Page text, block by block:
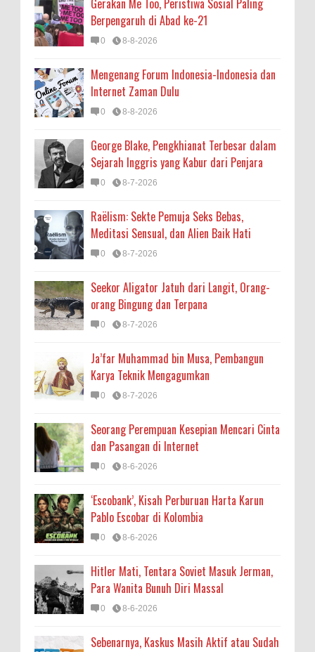
Gerakan Me Too, Peristiwa Sosial Paling
Berpengaruh di Abad ke-21
0 8-8-2026
Mengenang Forum Indonesia-Indonesia dan
Internet Zaman Dulu
0 8-8-2026
George Blake, Pengkhianat Terbesar dalam
Sejarah Inggris yang Kabur dari Penjara
0 8-7-2026
Raëlism: Sekte Pemuja Seks Bebas,
Meditasi Sensual, dan Alien Baik Hati
0 8-7-2026
Seekor Aligator Jatuh dari Langit, Orang-
orang Bingung dan Terpana
0 8-7-2026
Ja’far Muhammad bin Musa, Pembangun
Karya Teknik Mengagumkan
0 8-7-2026
Seorang Perempuan Kesepian Mencari Cinta
dan Pasangan di Internet
0 8-6-2026
‘Escobank’, Kisah Perburuan Harta Karun
Pablo Escobar di Kolombia
0 8-6-2026
Hitler Mati, Tentara Soviet Masuk Jerman,
Para Wanita Bunuh Diri Massal
0 8-6-2026
Sebenarnya, Kaskus Masih Aktif atau Sudah